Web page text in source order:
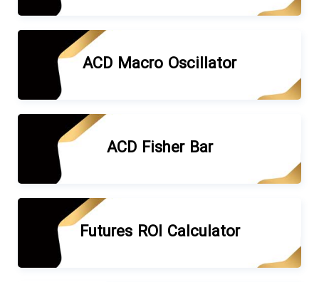
ACD Macro Oscillator
ACD Fisher Bar
Futures ROI Calculator